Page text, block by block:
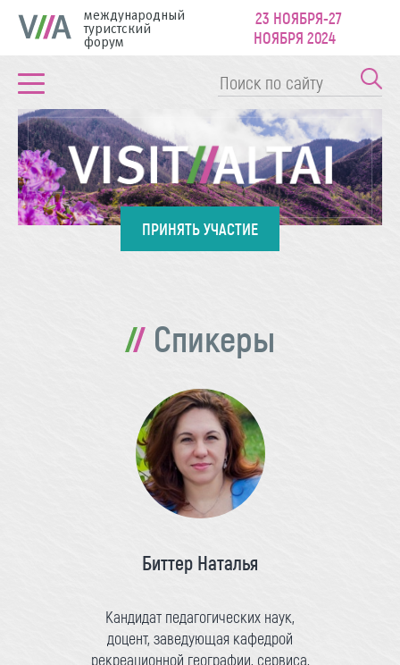
международный
туристский
форум
23 НОЯБРЯ-27
НОЯБРЯ 2024
ПРИНЯТЬ УЧАСТИЕ
Спикеры
Биттер Наталья
Кандидат педагогических наук,
доцент, заведующая кафедрой
рекреационной географии, сервиса,